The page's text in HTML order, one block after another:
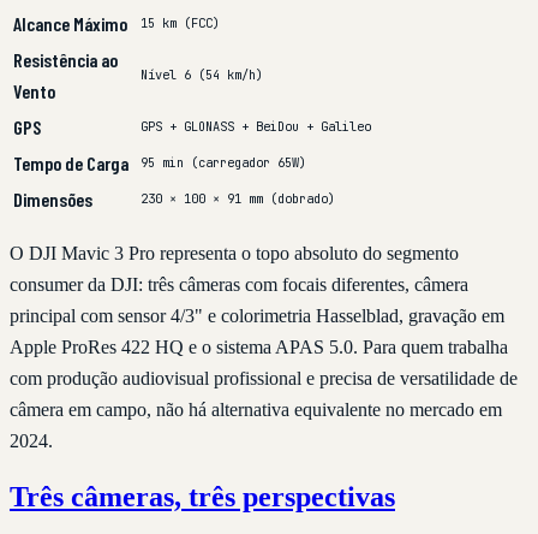
Alcance Máximo 15 km (FCC)
Resistência ao
Vento
Nível 6 (54 km/h)
GPS GPS + GLONASS + BeiDou + Galileo
Tempo de Carga 95 min (carregador 65W)
Dimensões 230 × 100 × 91 mm (dobrado)
O DJI Mavic 3 Pro representa o topo absoluto do segmento
consumer da DJI: três câmeras com focais diferentes, câmera
principal com sensor 4/3" e colorimetria Hasselblad, gravação em
Apple ProRes 422 HQ e o sistema APAS 5.0. Para quem trabalha
com produção audiovisual profissional e precisa de versatilidade de
câmera em campo, não há alternativa equivalente no mercado em
2024.
Três câmeras, três perspectivas